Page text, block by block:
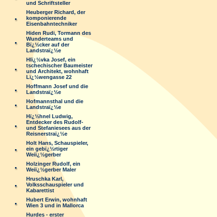
und Schriftsteller
Heuberger Richard, der
komponierende
Eisenbahntechniker
Hiden Rudi, Tormann des
Wunderteams und
Bï¿½cker auf der
Landstraï¿½e
Hlï¿½vka Josef, ein
tschechischer Baumeister
und Architekt, wohnhaft
Lï¿½wengasse 22
Hoffmann Josef und die
Landstraï¿½e
Hofmannsthal und die
Landstraï¿½e
Hï¿½hnel Ludwig,
Entdecker des Rudolf-
und Stefaniesees aus der
Reisnerstraï¿½e
Holt Hans, Schauspieler,
ein gebï¿½rtiger
Weiï¿½gerber
Holzinger Rudolf, ein
Weiï¿½gerber Maler
Hruschka Karl,
Volksschauspieler und
Kabarettist
Hubert Erwin, wohnhaft
Wien 3 und in Mallorca
Hurdes - erster